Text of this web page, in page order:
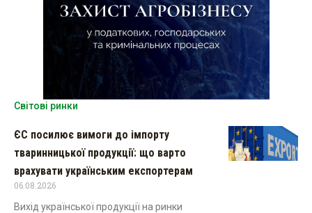
Світові ринки
ЄС посилює вимоги до імпорту
тваринницької продукції: що варто
врахувати українським експортерам
06.08.2026
Вихід української продукції на ринки